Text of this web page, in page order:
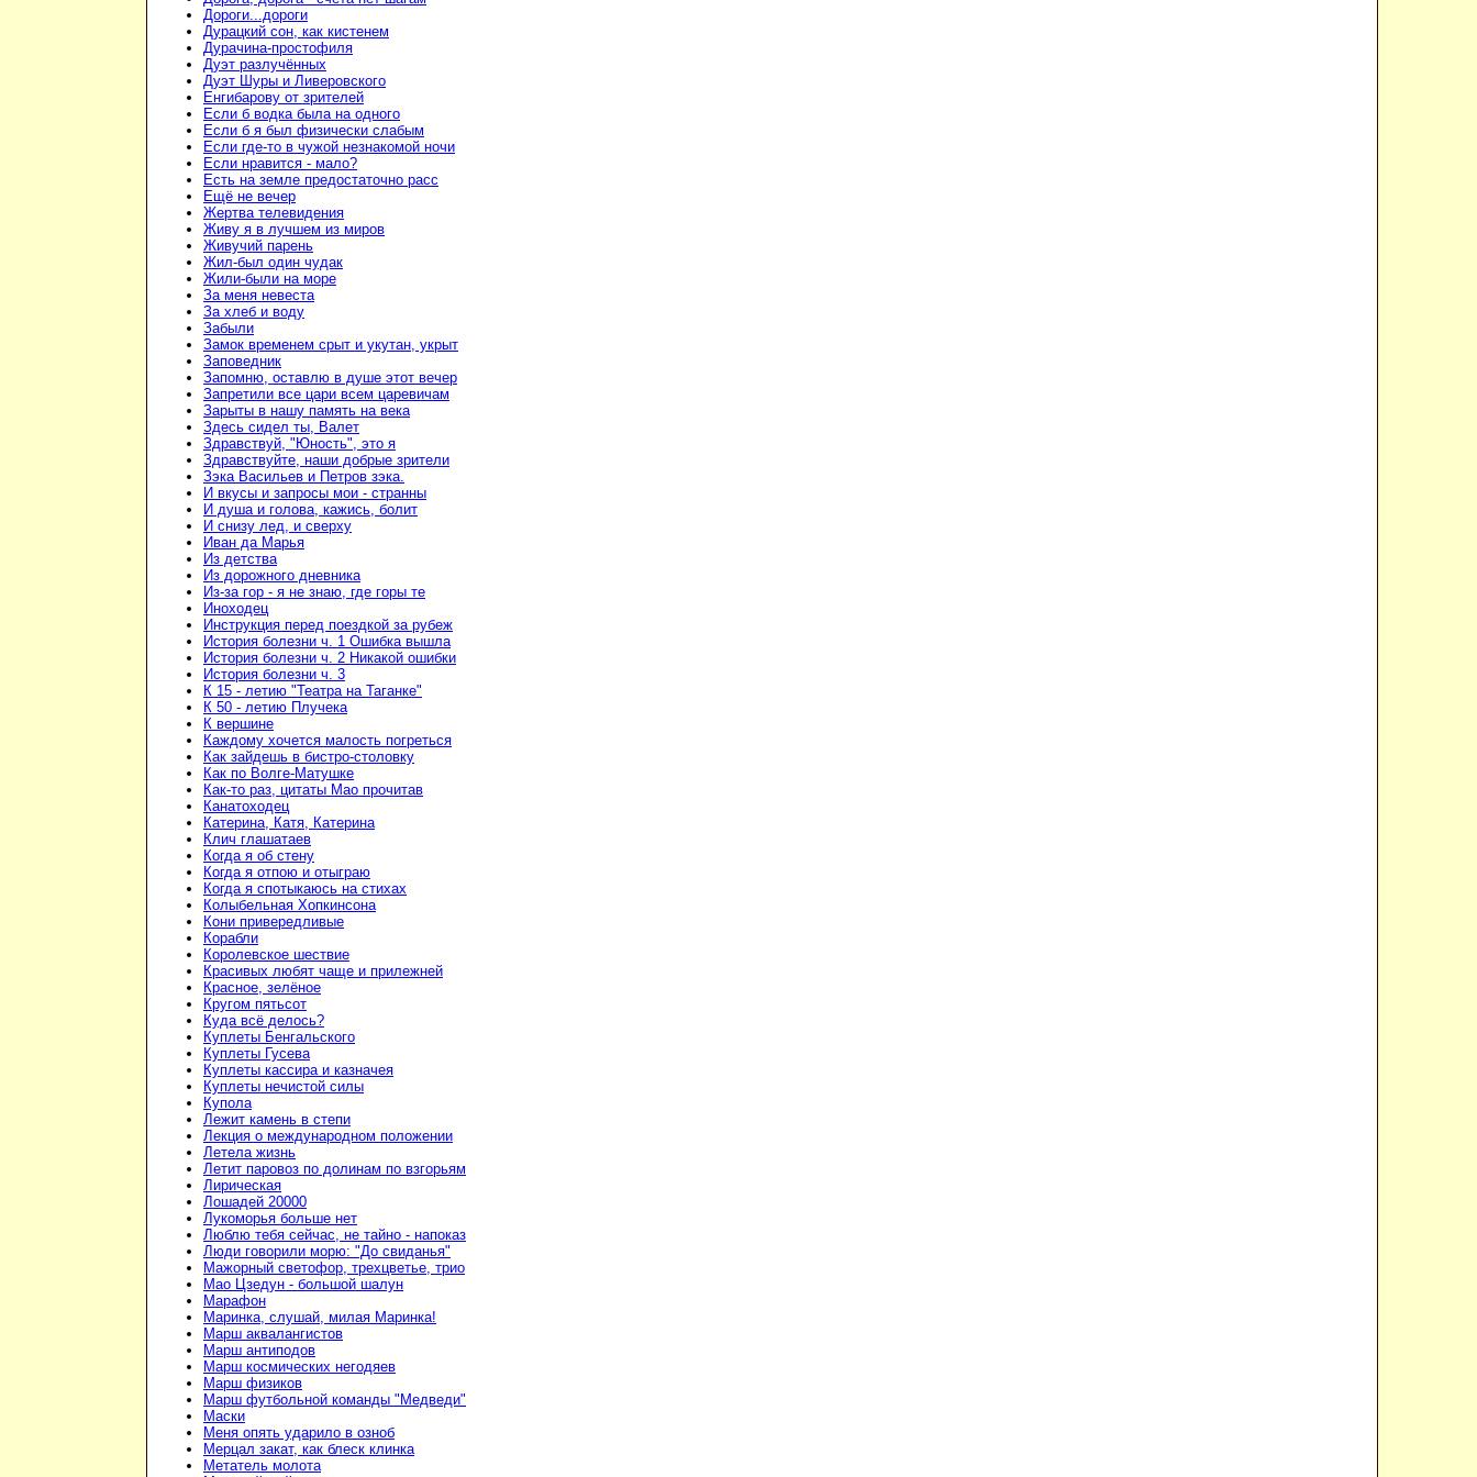
Дороги...дороги
Дурацкий сон, как кистенем
Дурачина-простофиля
Дуэт разлучённых
Дуэт Шуры и Ливеровского
Енгибарову от зрителей
Если б водка была на одного
Если б я был физически слабым
Если где-то в чужой незнакомой ночи
Если нравится - мало?
Есть на земле предостаточно расс
Ещё не вечер
Жертва телевидения
Живу я в лучшем из миров
Живучий парень
Жил-был один чудак
Жили-были на море
За меня невеста
За хлеб и воду
Забыли
Замок временем срыт и укутан, укрыт
Заповедник
Запомню, оставлю в душе этот вечер
Запретили все цари всем царевичам
Зарыты в нашу память на века
Здесь сидел ты, Валет
Здравствуй, "Юность", это я
Здравствуйте, наши добрые зрители
Зэка Васильев и Петров зэка.
И вкусы и запросы мои - странны
И душа и голова, кажись, болит
И снизу лед, и сверху
Иван да Марья
Из детства
Из дорожного дневника
Из-за гор - я не знаю, где горы те
Иноходец
Инструкция перед поездкой за рубеж
История болезни ч. 1 Ошибка вышла
История болезни ч. 2 Никакой ошибки
История болезни ч. 3
К 15 - летию "Театра на Таганке"
К 50 - летию Плучека
К вершине
Каждому хочется малость погреться
Как зайдешь в бистро-столовку
Как по Волге-Матушке
Как-то раз, цитаты Мао прочитав
Канатоходец
Катерина, Катя, Катерина
Клич глашатаев
Когда я об стену
Когда я отпою и отыграю
Когда я спотыкаюсь на стихах
Колыбельная Хопкинсона
Кони привередливые
Корабли
Королевское шествие
Красивых любят чаще и прилежней
Красное, зелёное
Кругом пятьсот
Куда всё делось?
Куплеты Бенгальского
Куплеты Гусева
Куплеты кассира и казначея
Куплеты нечистой силы
Купола
Лежит камень в степи
Лекция о международном положении
Летела жизнь
Летит паровоз по долинам по взгорьям
Лирическая
Лошадей 20000
Лукоморья больше нет
Люблю тебя сейчас, не тайно - напоказ
Люди говорили морю: "До свиданья"
Мажорный светофор, трехцветье, трио
Мао Цзедун - большой шалун
Марафон
Маринка, слушай, милая Маринка!
Марш аквалангистов
Марш антиподов
Марш космических негодяев
Марш физиков
Марш футбольной команды "Медведи"
Маски
Меня опять ударило в озноб
Мерцал закат, как блеск клинка
Метатель молота